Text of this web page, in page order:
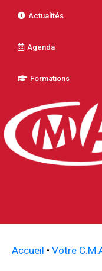
Actualités
Agenda
Formations
Accueil • Votre